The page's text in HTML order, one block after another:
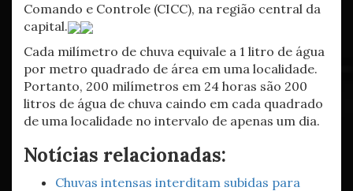
Comando e Controle (CICC), na região central da
capital.
Cada milímetro de chuva equivale a 1 litro de água
por metro quadrado de área em uma localidade.
Portanto, 200 milímetros em 24 horas são 200
litros de água de chuva caindo em cada quadrado
de uma localidade no intervalo de apenas um dia.
Notícias relacionadas:
Chuvas intensas interditam subidas para